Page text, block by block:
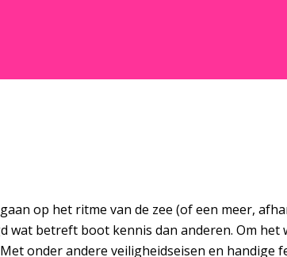
op het ritme van de zee (of een meer,
wat betreft boot kennis dan anderen. Om
onder andere veiligheidseisen en handige